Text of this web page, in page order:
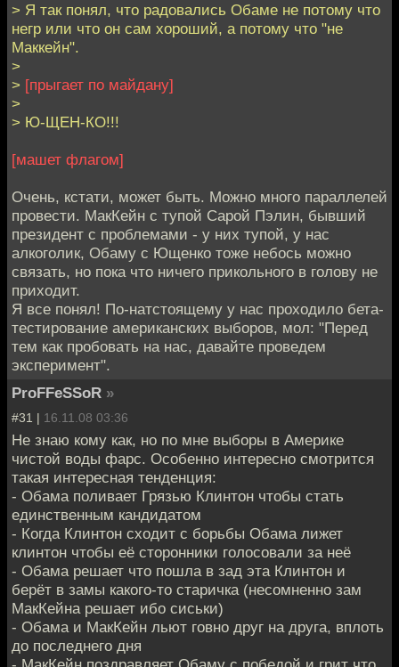
> Я так понял, что радовались Обаме не потому что
негр или что он сам хороший, а потому что "не
Маккейн".
>
> [прыгает по майдану]
>
> Ю-ЩЕН-КО!!!
[машет флагом]
Очень, кстати, может быть. Можно много параллелей
провести. МакКейн с тупой Сарой Пэлин, бывший
президент с проблемами - у них тупой, у нас
алкоголик, Обаму с Ющенко тоже небось можно
связать, но пока что ничего прикольного в голову не
приходит.
Я все понял! По-натстоящему у нас проходило бета-
тестирование американских выборов, мол: "Перед
тем как пробовать на нас, давайте проведем
эксперимент".
ProFFeSSoR »
#31 | 16.11.08 03:36
Не знаю кому как, но по мне выборы в Америке
чистой воды фарс. Особенно интересно смотрится
такая интересная тенденция:
- Обама поливает Грязью Клинтон чтобы стать
единственным кандидатом
- Когда Клинтон сходит с борьбы Обама лижет
клинтон чтобы её сторонники голосовали за неё
- Обама решает что пошла в зад эта Клинтон и
берёт в замы какого-то старичка (несомненно зам
МакКейна решает ибо сиськи)
- Обама и МакКейн льют говно друг на друга, вплоть
до последнего дня